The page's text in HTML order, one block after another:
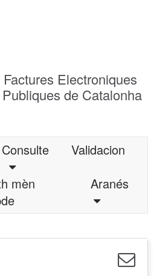
Electroniques
de Catalonha
Consulte
Validacion
mèn
Aranés